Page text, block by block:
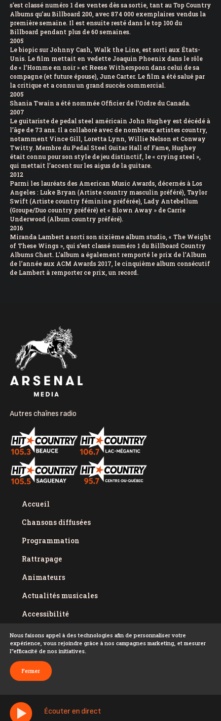
Écouter en direct
s’est classé numéro 1 des ventes dès sa sortie, tant au Top Country
Albums qu’au Billboard 200, avec 874 000 exemplaires vendus la
première semaine. Il est ensuite resté dans le top 100 du
Billboard pendant plus de 60 semaines.
2005
Le biopic sur Johnny Cash, Walk the Line, est sorti aux États-
Unis. Le film mettait en vedette Joaquin Phoenix dans le rôle
de « l’Homme en noir » et Reese Witherspoon dans celui de sa
compagne (et future épouse), June Carter. Le film a été salué par
la critique et a connu un grand succès commercial.
2005
Shania Twain a été nommée Officier de l’Ordre du Canada.
2007
Le guitariste de pedal steel américain John Hughey est décédé à
l’âge de 73 ans. Il a collaboré avec de nombreux artistes country,
notamment Vince Gill, Loretta Lynn, Willie Nelson et Conway
Twitty. Membre du Pedal Steel Guitar Hall of Fame, Hughey
était connu pour son style de jeu distinctif, le « crying steel »,
qui mettait l’accent sur les aigus de la guitare.
2012
Parmi les lauréats des American Music Awards, décernés à Los
Angeles : Luke Bryan (Artiste country masculin préféré), Taylor
Swift (Artiste country féminine préférée), Lady Antebellum
(Groupe/Duo country préféré) et « Blown Away » de Carrie
Underwood (Album country préféré).
2016
Miranda Lambert a sorti son sixième album studio, « The Weight
of These Wings », qui s’est classé numéro 1 du Billboard Country
Albums Chart. L’album a également remporté le prix de l’Album
de l’année aux ACM Awards 2017, le cinquième album consécutif
de Lambert à remporter ce prix, un record.
Autres chaînes radio
Accueil
Chansons diffusées
Programmation
Rattrapage
Animateurs
Actualités musicales
Accessibilité
Politique de confidentialité
Conditions d'utilisation
FAQ
Nous faisons appel à des technologies afin de personnaliser votre
expérience, vous rejoindre grâce à nos campagnes marketing, et mesurer
l''efficacité de nos initiatives.
Fermer